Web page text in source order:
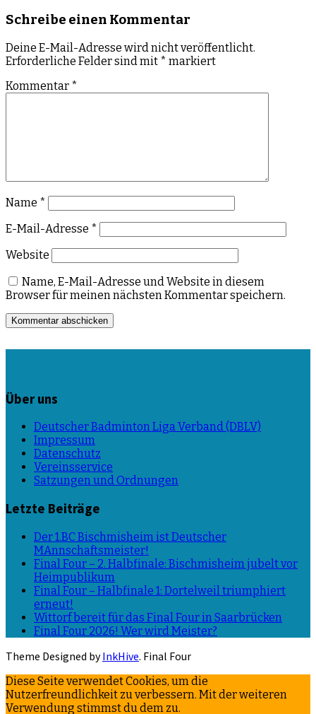
Schreibe einen Kommentar
Deine E-Mail-Adresse wird nicht veröffentlicht.
Erforderliche Felder sind mit * markiert
Kommentar *
Name *
E-Mail-Adresse *
Website
Name, E-Mail-Adresse und Website in diesem
Browser für meinen nächsten Kommentar speichern.
Über uns
Deutscher Badminton Liga Verband (DBLV)
Impressum
Datenschutz
Vereinsservice
Satzungen und Ordnungen
Letzte Beiträge
Der 1.BC Bischmisheim ist Deutscher
MAnnschaftsmeister!
Final Four – 2. Halbfinale: Bischmisheim jubelt vor
Heimpublikum
Final Four – Halbfinale 1: Dortelweil triumphiert
erneut!
Wittorf bereit für das Final Four in Saarbrücken
Final Four 2026! Wer wird Meister?
Theme Designed byInkHive. Final Four
Diese Seite verwendet Cookies, um die
Nutzerfreundlichkeit zu verbessern. Mit der weiteren
Verwendung stimmst du dem zu.